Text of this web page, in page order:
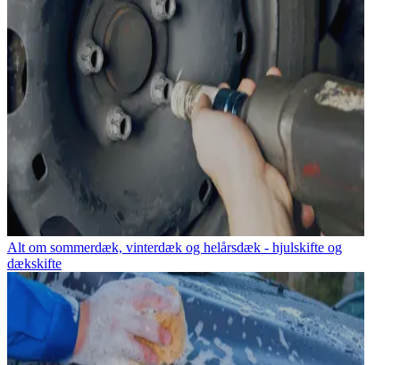
Alt om sommerdæk, vinterdæk og helårsdæk - hjulskifte og
dækskifte